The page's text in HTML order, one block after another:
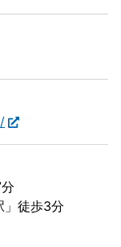
」徒歩3分